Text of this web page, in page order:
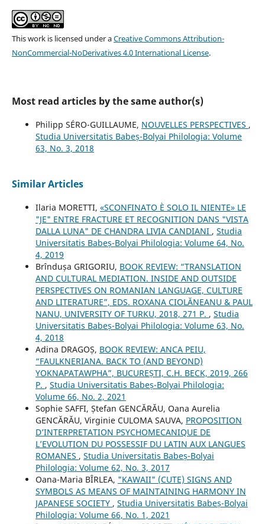
This work is licensed under aCreative Commons Attribution-
NonCommercial-NoDerivatives 4.0 International License.
Most read articles by the same author(s)
Philipp SÉRO-GUILLAUME, NOUVELLES PERSPECTIVES ,
Studia Universitatis Babeș-Bolyai Philologia: Volume
63, No. 3, 2018
Similar Articles
Ilaria MORETTI, «SCONFINATO È SOLO IL NIENTE» LE
"JE" ENTRE FRACTURE ET RECOGNITION DANS "VISTA
DALLA LUNA" DE CHANDRA LIVIA CANDIANI , Studia
Universitatis Babeș-Bolyai Philologia: Volume 64, No.
4, 2019
Brîndușa GRIGORIU, BOOK REVIEW: “TRANSLATION
AND CULTURAL MEDIATION. INSIDE AND OUTSIDE
PERSPECTIVES ON ROMANIAN LANGUAGE, CULTURE
AND LITERATURE”, EDS. ROXANA CIOLĂNEANU & PAUL
NANU, UNIVERSITY OF TURKU, 2018, 271 P. , Studia
Universitatis Babeș-Bolyai Philologia: Volume 63, No.
4, 2018
Adina DRAGOȘ, BOOK REVIEW: ANCA PEIU,
“FAULKNERIANA. BACK TO (AND BEYOND)
YOKNAPATAWPHA”, BUCUREȘTI, C.H. BECK, 2019, 266
P. , Studia Universitatis Babeș-Bolyai Philologia:
Volume 66, No. 2, 2021
Sophie SAFFI, Ștefan GENCĂRĂU, Oana Aurelia
GENCĂRĂU, Virginie CULOMA SAUVA, PROPOSITION
D’INTERPRETATION PSYCHOMECANIQUE DE
L’EVOLUTION DU POSSESSIF DU LATIN AUX LANGUES
ROMANES , Studia Universitatis Babeș-Bolyai
Philologia: Volume 62, No. 3, 2017
Oana-Maria BÎRLEA, "KAWAII" (CUTE) SIGNS AND
SYMBOLS AS MEANS OF MAINTAINING HARMONY IN
JAPANESE SOCIETY , Studia Universitatis Babeș-Bolyai
Philologia: Volume 66, No. 1, 2021